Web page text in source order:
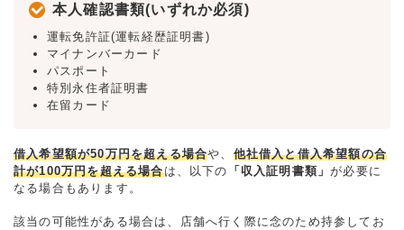
本人確認書類(いずれか必須)
運転免許証(運転経歴証明書)
マイナンバーカード
パスポート
特別永住者証明書
在留カード
借入希望額が50万円を超える場合や、 他社借入と借入希望額の合
計が100万円を超える場合は、以下の 「収入証明書類」が必要に
なる場合もあります。
該当の可能性がある場合は、店舗へ行く際に念のため持参してお